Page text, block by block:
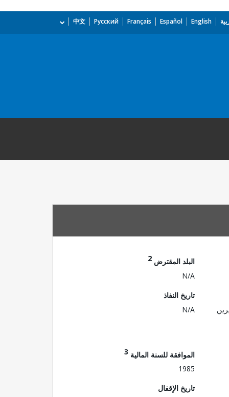
English
Español
Français
Русский
中文
البلد المقترض 2
N/A
تاريخ النفاذ
N/A
الموافقة للسنة المالية 3
1985
تاريخ الإقفال